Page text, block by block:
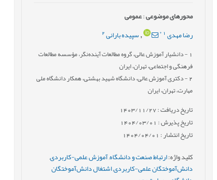
محورهای موضوعی:عمومى
رضا مهدی *
,سپیده بارانی 2
- دانشیار آموزش عالی، گروه مطالعات آینده‌نگر، مؤسسه مطالعات
فرهنگی و اجتماعی، تهران، ایران
2- دکتری آموزش عالی، دانشگاه شهید بهشتی، همکار دانشگاه ملی
مهارت، تهران، ایران
تاریخ دریافت : 1403/11/27
تاریخ پذیرش : 1404/03/01
تاریخ انتشار : 1404/04/01
کلید واژه:ارتباط صنعت و دانشگاه,آموزش‌ علمی-کاربردی,
دانش‌آموختگان علمی-کاربردی,اشتغال دانش‌آموختگان